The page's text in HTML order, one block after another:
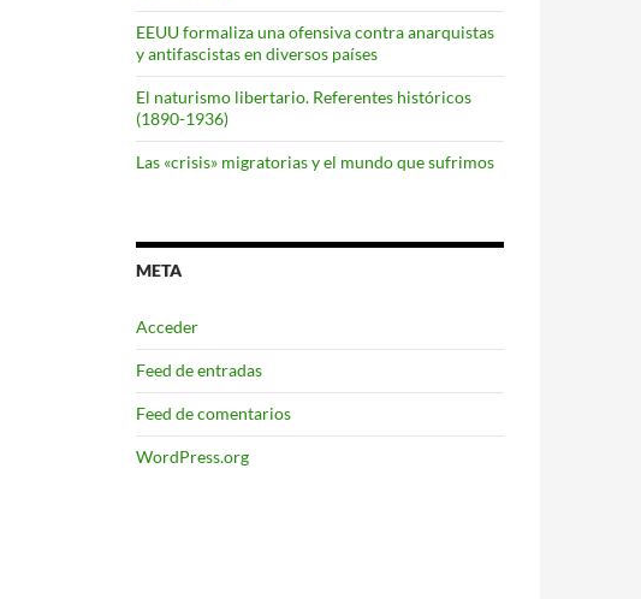
EEUU formaliza una ofensiva contra anarquistas
y antifascistas en diversos países
El naturismo libertario. Referentes históricos
(1890-1936)
Las «crisis» migratorias y el mundo que sufrimos
META
Acceder
Feed de entradas
Feed de comentarios
WordPress.org